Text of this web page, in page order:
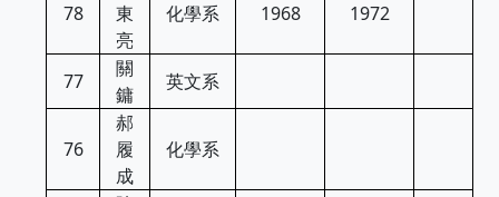
78
東
亮
化學系 1968 1972
77
關
鏞
英文系
76
郝
履
成
化學系